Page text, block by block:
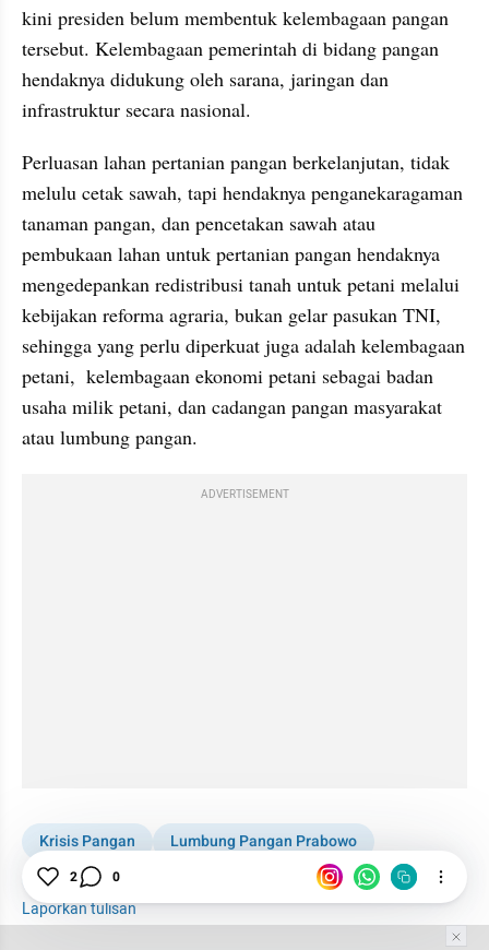
kini presiden belum membentuk kelembagaan pangan
tersebut. Kelembagaan pemerintah di bidang pangan
hendaknya didukung oleh sarana, jaringan dan
infrastruktur secara nasional.
Perluasan lahan pertanian pangan berkelanjutan, tidak
melulu cetak sawah, tapi hendaknya penganekaragaman
tanaman pangan, dan pencetakan sawah atau
pembukaan lahan untuk pertanian pangan hendaknya
mengedepankan redistribusi tanah untuk petani melalui
kebijakan reforma agraria, bukan gelar pasukan TNI,
sehingga yang perlu diperkuat juga adalah kelembagaan
petani,  kelembagaan ekonomi petani sebagai badan
usaha milik petani, dan cadangan pangan masyarakat
atau lumbung pangan.
ADVERTISEMENT
Krisis Pangan
Lumbung Pangan Prabowo
Agraria dan Tata Ruang
Laporkan tulisan
2 0